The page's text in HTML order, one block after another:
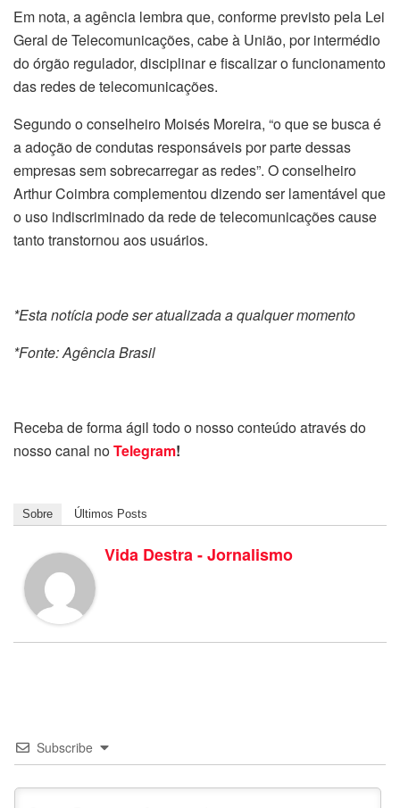
Em nota, a agência lembra que, conforme previsto pela Lei
Geral de Telecomunicações, cabe à União, por intermédio
do órgão regulador, disciplinar e fiscalizar o funcionamento
das redes de telecomunicações.
Segundo o conselheiro Moisés Moreira, “o que se busca é
a adoção de condutas responsáveis por parte dessas
empresas sem sobrecarregar as redes”. O conselheiro
Arthur Coimbra complementou dizendo ser lamentável que
o uso indiscriminado da rede de telecomunicações cause
tanto transtornou aos usuários.
*Esta notícia pode ser atualizada a qualquer momento
*Fonte: Agência Brasil
Receba de forma ágil todo o nosso conteúdo através do
nosso canal noTelegram!
Sobre Últimos Posts
Vida Destra - Jornalismo
Subscribe